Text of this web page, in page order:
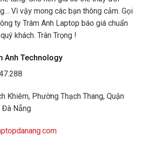
Vì vậy mong các bạn thông cảm. Gọi
ty Trâm Anh Laptop báo giá chuẩn
khách. Trân Trọng !
Anh Technology
Khiêm, Phường Thạch Thang, Quận
Đà Nẵng